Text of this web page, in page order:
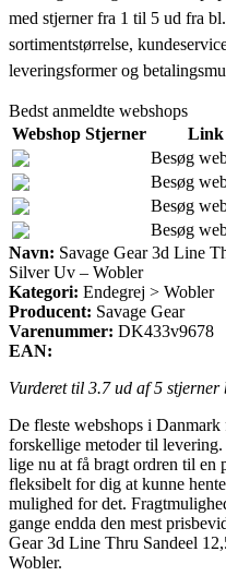
med stjerner fra 1 til 5 ud fra
sortimentstørrelse,
leveringsformer og
Bedst anmeldte webshops
Webshop Stjerner
Link
Besøg
Besøg
Besøg
Besøg
Navn: Savage Gear 3d Line
Silver Uv – Wobler
Kategori: Endegrej > Wobler
Producent: Savage Gear
Varenummer: DK433v9678
EAN:
Vurderet til 3.7ud af 5 stjerner
De fleste webshops i
forskellige metoder til
lige nu at få bragt ordren til en
fleksibelt for dig at kunne
mulighed for det.
gange endda den mest
Gear 3d Line Thru Sandeel
Wobler.